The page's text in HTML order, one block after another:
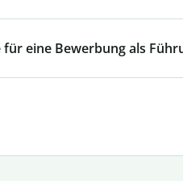
für eine Bewerbung als